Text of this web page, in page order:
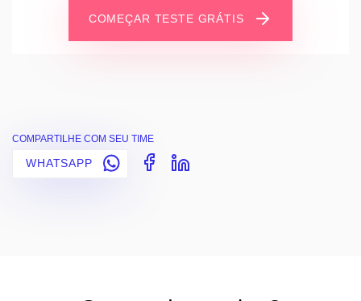
COMEÇAR TESTE GRÁTIS
COMPARTILHE COM SEU TIME
WHATSAPP